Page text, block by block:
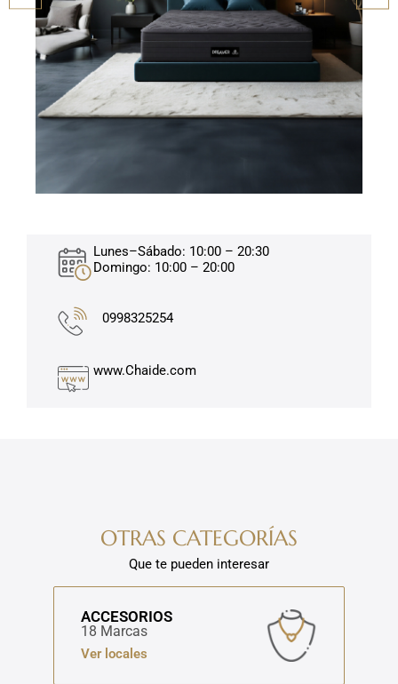
Lunes–Sábado: 10:00 – 20:30
Domingo: 10:00 – 20:00
0998325254
www.Chaide.com
OTRAS CATEGORÍAS
Que te pueden interesar
ACCESORIOS
18 Marcas
Ver locales